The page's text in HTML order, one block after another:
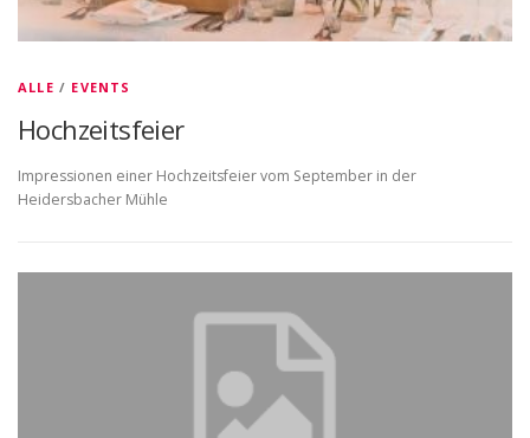
ALLE / EVENTS
Hochzeitsfeier
Impressionen einer Hochzeitsfeier vom September in der
Heidersbacher Mühle